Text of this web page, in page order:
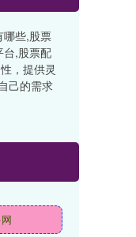
哪些,股票
台,股票配
，提供灵
己的需求